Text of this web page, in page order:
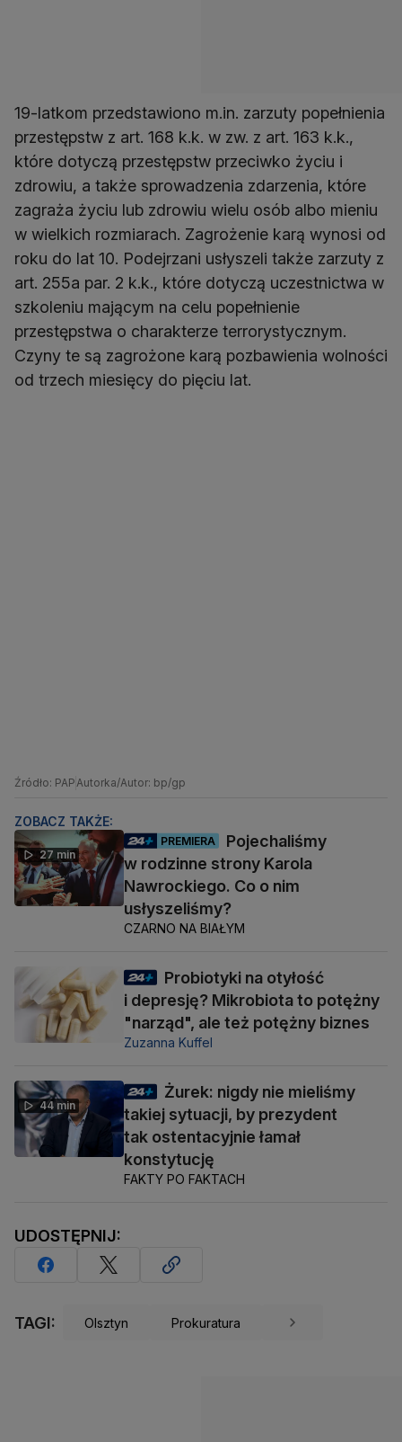
19-latkom przedstawiono m.in. zarzuty popełnienia
przestępstw z art. 168 k.k. w zw. z art. 163 k.k.,
które dotyczą przestępstw przeciwko życiu i
zdrowiu, a także sprowadzenia zdarzenia, które
zagraża życiu lub zdrowiu wielu osób albo mieniu
w wielkich rozmiarach. Zagrożenie karą wynosi od
roku do lat 10. Podejrzani usłyszeli także zarzuty z
art. 255a par. 2 k.k., które dotyczą uczestnictwa w
szkoleniu mającym na celu popełnienie
przestępstwa o charakterze terrorystycznym.
Czyny te są zagrożone karą pozbawienia wolności
od trzech miesięcy do pięciu lat.
Źródło: PAPAutorka/Autor: bp/gp
ZOBACZ TAKŻE:
27 min
PREMIERA
Pojechaliśmy
w rodzinne strony Karola
Nawrockiego. Co o nim
usłyszeliśmy?
CZARNO NA BIAŁYM
Probiotyki na otyłość
i depresję? Mikrobiota to potężny
"narząd", ale też potężny biznes
Zuzanna Kuffel
44 min
Żurek: nigdy nie mieliśmy
takiej sytuacji, by prezydent
tak ostentacyjnie łamał
konstytucję
FAKTY PO FAKTACH
UDOSTĘPNIJ:
TAGI: Olsztyn Prokuratura